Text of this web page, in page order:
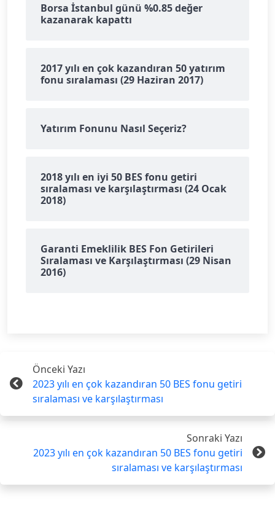
Borsa İstanbul günü %0.85 değer
kazanarak kapattı
2017 yılı en çok kazandıran 50 yatırım
fonu sıralaması (29 Haziran 2017)
Yatırım Fonunu Nasıl Seçeriz?
2018 yılı en iyi 50 BES fonu getiri
sıralaması ve karşılaştırması (24 Ocak
2018)
Garanti Emeklilik BES Fon Getirileri
Sıralaması ve Karşılaştırması (29 Nisan
2016)
Önceki Yazı
2023 yılı en çok kazandıran 50 BES fonu getiri
sıralaması ve karşılaştırması
Sonraki Yazı
2023 yılı en çok kazandıran 50 BES fonu getiri
sıralaması ve karşılaştırması